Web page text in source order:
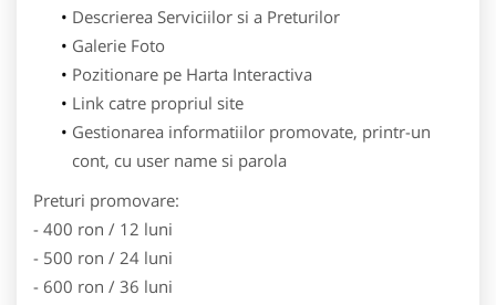
Descrierea Serviciilor si a Preturilor
Galerie Foto
Pozitionare pe Harta Interactiva
Link catre propriul site
Gestionarea informatiilor promovate, printr-un
cont, cu user name si parola
Preturi promovare:
- 400 ron / 12 luni
- 500 ron / 24 luni
- 600 ron / 36 luni